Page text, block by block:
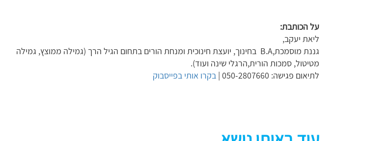
על הכותבת:
ליאת יעקב,
גננת מוסמכת,B.A בחינוך, יועצת חינוכית ומנחת הורים בתחום הגיל הרך (גמילה ממוצץ, גמילה
מטיטול, סמכות הורית,הרגלי שינה ועוד).
לתיאום פגישה: 050-2807660 |
בקרו אותי בפייסבוק